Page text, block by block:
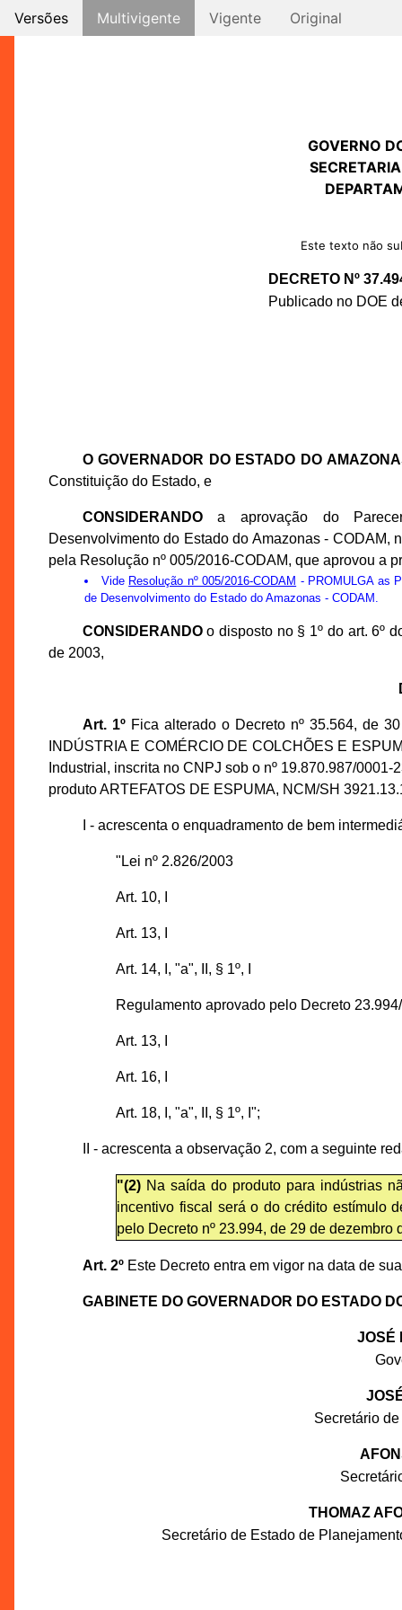
Versões Multivigente Vigente Original
GOVERNO
Este texto não
DECRETO Nº
Publicado no DOE
O GOVERNADOR DO ESTADO DO
Constituição do Estado, e
CONSIDERANDOa aprovação do Parecer
Desenvolvimento do Estado do Amazonas - CODAM,
pela Resolução nº 005/2016-CODAM, que aprovou a
Vide Resolução nº 005/2016-CODAM - PROMULGA as
de Desenvolvimento do Estado do Amazonas - CODAM.
CONSIDERANDOo disposto no § 1º do art. 6º
de 2003,
Art. 1ºFica alterado o Decreto nº 35.564, de
INDÚSTRIA E COMÉRCIO DE COLCHÕES E
Industrial, inscrita no CNPJ sob o nº 19.870.987/
produto ARTEFATOS DE ESPUMA, NCM/SH
I - acrescenta o enquadramento de bem
"Lei nº 2.826/2003
Art. 10, I
Art. 13, I
Art. 14, I, "a", II, § 1º, I
Regulamento aprovado pelo Decreto
Art. 13, I
Art. 16, I
Art. 18, I, "a", II, § 1º, I";
II - acrescenta a observação 2, com a seguinte
"(2) Na saída do produto para indústrias
incentivo fiscal será o do crédito estímulo
pelo Decreto nº 23.994, de 29 de dezembro
Art. 2ºEste Decreto entra em vigor na data de
GABINETE DO GOVERNADOR DO ESTADO
JOSÉ
Secretário
THOMAZ
Secretário de Estado de